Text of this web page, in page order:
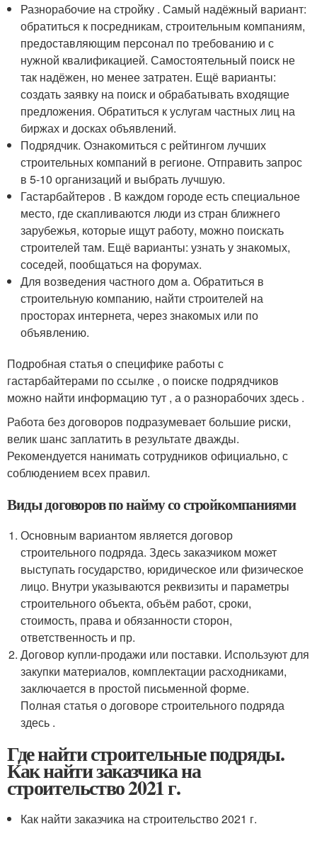
Разнорабочие на стройку . Самый надёжный вариант:
обратиться к посредникам, строительным компаниям,
предоставляющим персонал по требованию и с
нужной квалификацией. Самостоятельный поиск не
так надёжен, но менее затратен. Ещё варианты:
создать заявку на поиск и обрабатывать входящие
предложения. Обратиться к услугам частных лиц на
биржах и досках объявлений.
Подрядчик. Ознакомиться с рейтингом лучших
строительных компаний в регионе. Отправить запрос
в 5-10 организаций и выбрать лучшую.
Гастарбайтеров . В каждом городе есть специальное
место, где скапливаются люди из стран ближнего
зарубежья, которые ищут работу, можно поискать
строителей там. Ещё варианты: узнать у знакомых,
соседей, пообщаться на форумах.
Для возведения частного дом а. Обратиться в
строительную компанию, найти строителей на
просторах интернета, через знакомых или по
объявлению.
Подробная статья о специфике работы с
гастарбайтерами по ссылке , о поиске подрядчиков
можно найти информацию тут , а о разнорабочих здесь .
Работа без договоров подразумевает большие риски,
велик шанс заплатить в результате дважды.
Рекомендуется нанимать сотрудников официально, с
соблюдением всех правил.
Виды договоров по найму со стройкомпаниями
Основным вариантом является договор
строительного подряда. Здесь заказчиком может
выступать государство, юридическое или физическое
лицо. Внутри указываются реквизиты и параметры
строительного объекта, объём работ, сроки,
стоимость, права и обязанности сторон,
ответственность и пр.
Договор купли-продажи или поставки. Используют для
закупки материалов, комплектации расходниками,
заключается в простой письменной форме.
Полная статья о договоре строительного подряда
здесь .
Где найти строительные подряды.
Как найти заказчика на
строительство 2021 г.
Как найти заказчика на строительство 2021 г.